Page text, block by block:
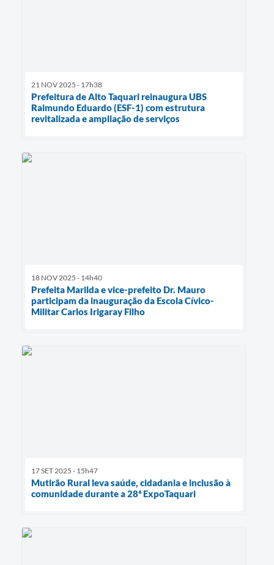
21 NOV 2025 - 17h38
Prefeitura de Alto Taquari reinaugura UBS
Raimundo Eduardo (ESF-1) com estrutura
revitalizada e ampliação de serviços
18 NOV 2025 - 14h40
Prefeita Marilda e vice-prefeito Dr. Mauro
participam da inauguração da Escola Cívico-
Militar Carlos Irigaray Filho
17 SET 2025 - 15h47
Mutirão Rural leva saúde, cidadania e inclusão à
comunidade durante a 28ª ExpoTaquari